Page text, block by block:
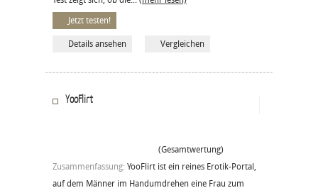
Jetzt testen!
Details ansehen Vergleichen
YooFlirt
(Gesamtwertung)
Zusammenfassung: YooFlirt ist ein reines Erotik-Portal,
auf dem Männer im Handumdrehen eine Frau zum